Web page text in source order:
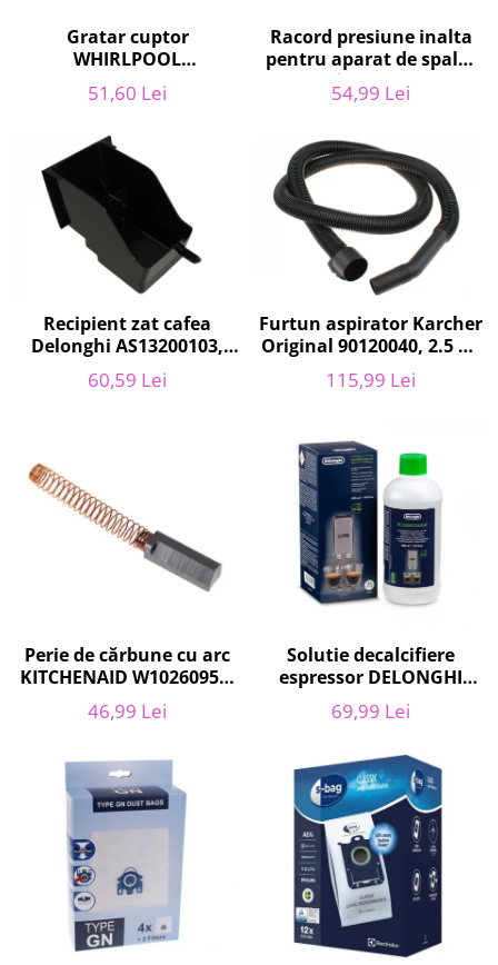
Servere, Componente & UPS
Telecomenzi garaj
Sport & Activitati in aer liber
Accesorii Fitness
Accesorii sportive
Articole Voiaj
Camping
Sporturi acvatice
Sporturi de interior
TV, Audio & Foto
Aparate Foto & Accesorii
Drone si Accesorii
Home Cinema & Audio
Playere, Boxe & Casti
Telescoape & Optica
Ambalaje cadouri
Cadouri
Curatenie si intretinere
Gratar cuptor
WHIRLPOOL
481010657433, 37.5 x 44.2
cm
51,60 Lei
Racord presiune inalta
pentru aparat de spalat
cu presiune, KARCHER
9.013-355.0, K4/K5
54,99 Lei
Recipient zat cafea
Delonghi AS13200103,
ECAM21 - ECAM25
60,59 Lei
Furtun aspirator Karcher
Original 90120040, 2.5 m,
negru
115,99 Lei
Perie de cărbune cu arc
KITCHENAID W10260958,
5KSM15
46,99 Lei
Solutie decalcifiere
espressor DELONGHI
AS00006179, DLSC500,
500 ml
69,99 Lei